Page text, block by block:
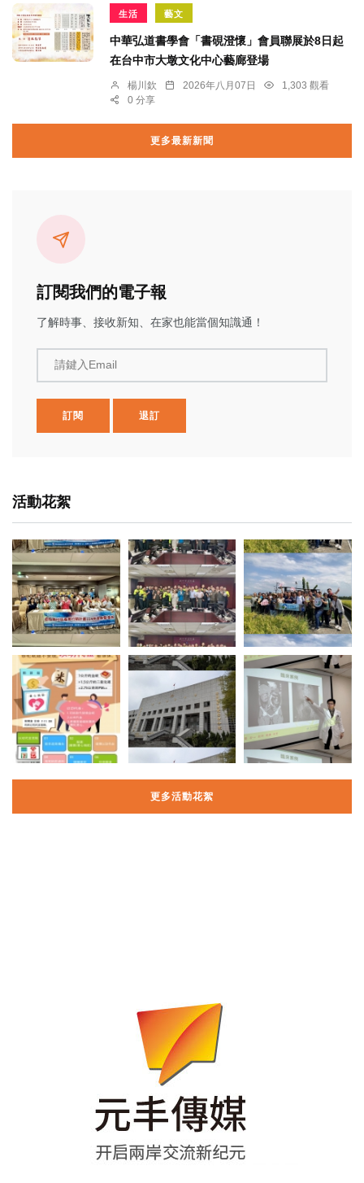
生活 藝文
中華弘道書學會「書硯澄懷」會員聯展於8日起
在台中市大墩文化中心藝廊登場
楊川欽 2026年八月07日
1,303 觀看
0 分享
更多最新新聞
訂閱我們的電子報
了解時事、接收新知、在家也能當個知識通！
請鍵入Email
訂閱 退訂
活動花絮
更多活動花絮